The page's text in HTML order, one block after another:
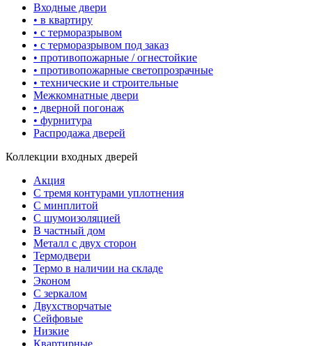
Входные двери
• в квартиру
• с терморазрывом
• с терморазрывом под заказ
• противопожарные / огнестойкие
• противопожарные светопрозрачные
• технические и строительные
Межкомнатные двери
• дверной погонаж
• фурнитура
Распродажа дверей
Коллекции входных дверей
Акция
С тремя контурами уплотнения
С минплитой
С шумоизоляцией
В частный дом
Металл с двух сторон
Термодвери
Термо в наличии на складе
Эконом
С зеркалом
Двухстворчатые
Сейфовые
Низкие
Квартирные